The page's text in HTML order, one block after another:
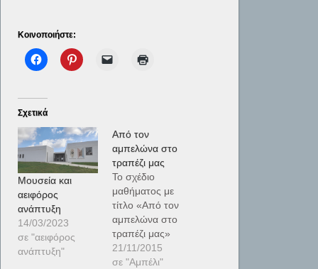
Κοινοποιήστε:
Σχετικά
Μουσεία και
αειφόρος
ανάπτυξη
14/03/2023
σε "αειφόρος
ανάπτυξη"
Από τον
αμπελώνα στο
τραπέζι μας
Το σχέδιο
μαθήματος με
τίτλο «Από τον
αμπελώνα στο
τραπέζι μας»
επικεντρώνεται
στο αμπέλι, τον
21/11/2015
σε "Αμπέλι"